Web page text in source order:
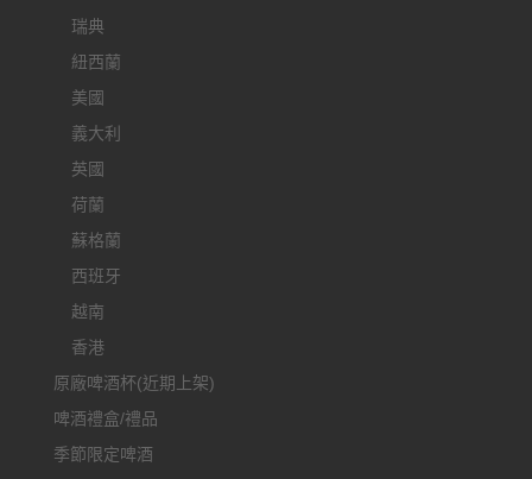
瑞典
紐西蘭
美國
義大利
英國
荷蘭
蘇格蘭
西班牙
越南
香港
原廠啤酒杯(近期上架)
啤酒禮盒/禮品
季節限定啤酒